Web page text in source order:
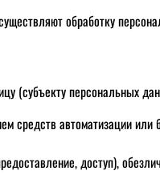
обработку
(субъекту персональных
автоматизации или
доступ),